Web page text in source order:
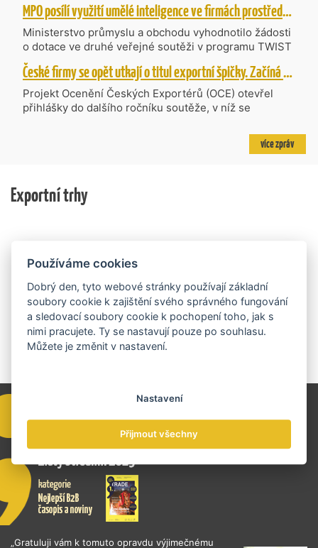
CzechBusiness, která propojuje dosavadní
kompetence agentur CzechTrade a CzechInvest.
Firmám nabídne jednoho partnera pro rozvoj od
inovací až po zahraniční expanzi.
MPO posílí využití umělé inteligence ve firmách prostřednictvím 40 projektů z programu TWIST
Ministerstvo průmyslu a obchodu vyhodnotilo žádosti
o dotace ve druhé veřejné soutěži v programu TWIST
– Transfer, Výzkum, Vývoj a Inovace pro Strategické
Technologie, do které bylo podáno 318 návrhů
projektů požadujících dotaci o celkovém objemu 4,27
mld. Kč. Částkou 630 mil. Kč bude podpořeno čtyřicet
nejlépe hodnocených projektů zaměřených na
výzkum v oblasti umělé inteligence a její aplikace do
podnikových procesů a do vývoje nových produktů na
na přípravě rozpočtu na rok 2027.
České firmy se opět utkají o titul exportní špičky. Začíná další ročník Ocenění Českých Exportérů
Projekt Ocenění Českých Exportérů (OCE) otevřel
přihlášky do dalšího ročníku soutěže, v níž se
Projekt dlouhodobě vyzdvihuje, podporuje a oceňuje
podniky, které úspěšně prosazují své produkty a
ekonomické výsledky, ale také silný podnikatelský
příběh.
více zpráv
Exportní trhy
„Gratuluji vám k tomuto opravdu výjimečnému
Používáme cookies
Dobrý den, tyto webové stránky používají základní
soubory cookie k zajištění svého správného fungování
a sledovací soubory cookie k pochopení toho, jak s
nimi pracujete. Ty se nastavují pouze po souhlasu.
Můžete je změnit v nastavení.
Nastavení
Přijmout všechny